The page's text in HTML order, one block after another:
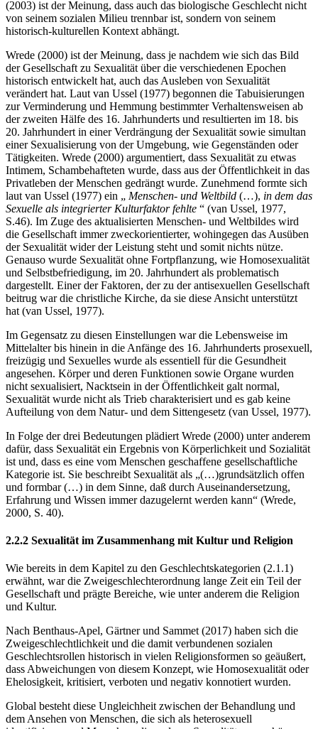
(2003) ist der Meinung, dass auch das biologische Geschlecht nicht
von seinem sozialen Milieu trennbar ist, sondern von seinem
historisch-kulturellen Kontext abhängt.
Wrede (2000) ist der Meinung, dass je nachdem wie sich das Bild
der Gesellschaft zu Sexualität über die verschiedenen Epochen
historisch entwickelt hat, auch das Ausleben von Sexualität
verändert hat. Laut van Ussel (1977) begonnen die Tabuisierungen
zur Verminderung und Hemmung bestimmter Verhaltensweisen ab
der zweiten Hälfe des 16. Jahrhunderts und resultierten im 18. bis
20. Jahrhundert in einer Verdrängung der Sexualität sowie simultan
einer Sexualisierung von der Umgebung, wie Gegenständen oder
Tätigkeiten. Wrede (2000) argumentiert, dass Sexualität zu etwas
Intimem, Schambehafteten wurde, dass aus der Öffentlichkeit in das
Privatleben der Menschen gedrängt wurde. Zunehmend formte sich
laut van Ussel (1977) ein „ Menschen- und Weltbild (…), in dem das
Sexuelle als integrierter Kulturfaktor fehlte “ (van Ussel, 1977,
S.46). Im Zuge des aktualisierten Menschen- und Weltbildes wird
die Gesellschaft immer zweckorientierter, wohingegen das Ausüben
der Sexualität wider der Leistung steht und somit nichts nütze.
Genauso wurde Sexualität ohne Fortpflanzung, wie Homosexualität
und Selbstbefriedigung, im 20. Jahrhundert als problematisch
dargestellt. Einer der Faktoren, der zu der antisexuellen Gesellschaft
beitrug war die christliche Kirche, da sie diese Ansicht unterstützt
hat (van Ussel, 1977).
Im Gegensatz zu diesen Einstellungen war die Lebensweise im
Mittelalter bis hinein in die Anfänge des 16. Jahrhunderts prosexuell,
freizügig und Sexuelles wurde als essentiell für die Gesundheit
angesehen. Körper und deren Funktionen sowie Organe wurden
nicht sexualisiert, Nacktsein in der Öffentlichkeit galt normal,
Sexualität wurde nicht als Trieb charakterisiert und es gab keine
Aufteilung von dem Natur- und dem Sittengesetz (van Ussel, 1977).
In Folge der drei Bedeutungen plädiert Wrede (2000) unter anderem
dafür, dass Sexualität ein Ergebnis von Körperlichkeit und Sozialität
ist und, dass es eine vom Menschen geschaffene gesellschaftliche
Kategorie ist. Sie beschreibt Sexualität als „(…)grundsätzlich offen
und formbar (…) in dem Sinne, daß durch Auseinandersetzung,
Erfahrung und Wissen immer dazugelernt werden kann“ (Wrede,
2000, S. 40).
2.2.2 Sexualität im Zusammenhang mit Kultur und Religion
Wie bereits in dem Kapitel zu den Geschlechtskategorien (2.1.1)
erwähnt, war die Zweigeschlechterordnung lange Zeit ein Teil der
Gesellschaft und prägte Bereiche, wie unter anderem die Religion
und Kultur.
Nach Benthaus-Apel, Gärtner und Sammet (2017) haben sich die
Zweigeschlechtlichkeit und die damit verbundenen sozialen
Geschlechtsrollen historisch in vielen Religionsformen so geäußert,
dass Abweichungen von diesem Konzept, wie Homosexualität oder
Ehelosigkeit, kritisiert, verboten und negativ konnotiert wurden.
Global besteht diese Ungleichheit zwischen der Behandlung und
dem Ansehen von Menschen, die sich als heterosexuell